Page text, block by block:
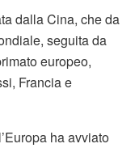
dalla Cina, che da
seguita da
europeo,
Francia e
ha avviato